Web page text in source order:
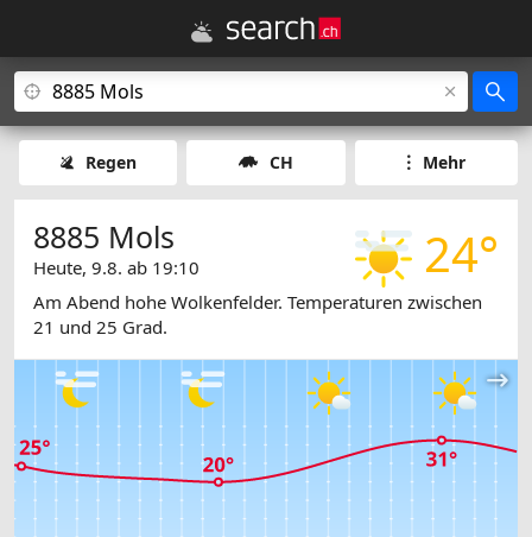
Regen CH Mehr
24°
8885 Mols
Heute, 9.8. ab 19:10
Am Abend hohe Wolkenfelder. Temperaturen zwischen
21 und 25 Grad.